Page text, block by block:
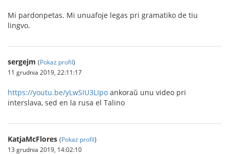
Mi pardonpetas. Mi unuafoje legas pri gramatiko de tiu
lingvo.
sergejm (Pokaż profil)
11 grudnia 2019, 22:11:17
https://youtu.be/yLwSIU3LIpo ankoraŭ unu video pri
interslava, sed en la rusa el Talino
KatjaMcFlores (Pokaż profil)
13 grudnia 2019, 14:02:10